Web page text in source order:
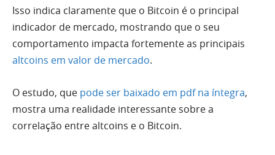
Isso indica claramente que o Bitcoin é o principal
indicador de mercado, mostrando que o seu
comportamento impacta fortemente as principais
altcoins em valor de mercado.
O estudo, que pode ser baixado em pdf na íntegra,
mostra uma realidade interessante sobre a
correlação entre altcoins e o Bitcoin.